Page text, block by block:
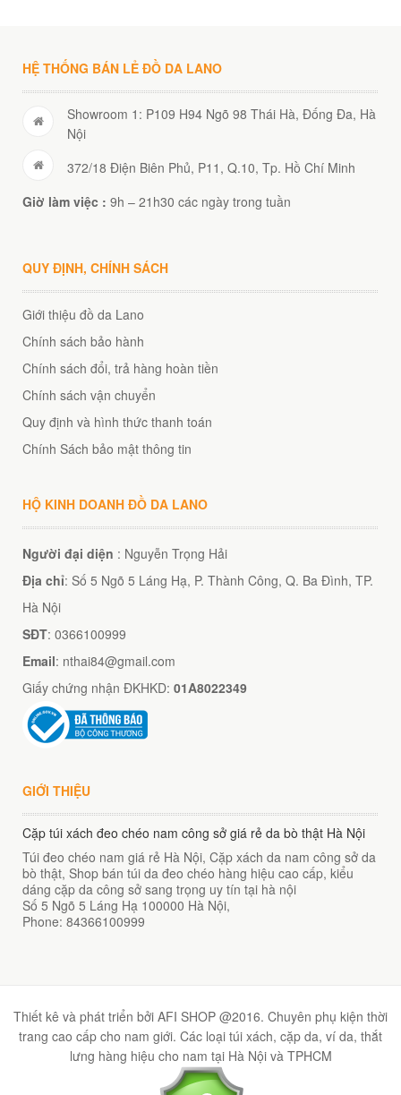
HỆ THỐNG BÁN LẺ ĐỒ DA LANO
Showroom 1: P109 H94 Ngõ 98 Thái Hà, Đống Đa, Hà
Nội
372/18 Điện Biên Phủ, P11, Q.10, Tp. Hồ Chí Minh
Giờ làm việc : 9h – 21h30 các ngày trong tuần
QUY ĐỊNH, CHÍNH SÁCH
Giới thiệu đồ da Lano
Chính sách bảo hành
Chính sách đổi, trả hàng hoàn tiền
Chính sách vận chuyển
Quy định và hình thức thanh toán
Chính Sách bảo mật thông tin
HỘ KINH DOANH ĐỒ DA LANO
Người đại diện : Nguyễn Trọng Hải
Địa chỉ: Số 5 Ngõ 5 Láng Hạ, P. Thành Công, Q. Ba Đình, TP.
Hà Nội
SĐT: 0366100999
Email: nthai84@gmail.com
Giấy chứng nhận ĐKHKD: 01A8022349
GIỚI THIỆU
Cặp túi xách đeo chéo nam công sở giá rẻ da bò thật Hà Nội
Túi đeo chéo nam giá rẻ Hà Nội, Cặp xách da nam công sở da
bò thật, Shop bán túi da đeo chéo hàng hiệu cao cấp, kiểu
dáng cặp da công sở sang trọng uy tín tại hà nội
Số 5 Ngõ 5 Láng Hạ 100000 Hà Nội,
Phone: 84366100999
Thiết kê và phát triển bởi AFI SHOP @2016. Chuyên phụ kiện thời
trang cao cấp cho nam giới. Các loại túi xách, cặp da, ví da, thắt
lưng hàng hiệu cho nam tại Hà Nội và TPHCM